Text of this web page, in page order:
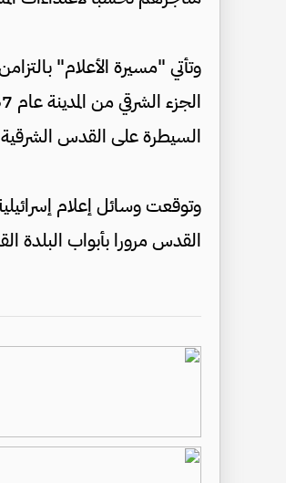
وتأتي "مسيرة الأعلام"
السيطرة على القدس
القدس مرورا بأبواب البلدة